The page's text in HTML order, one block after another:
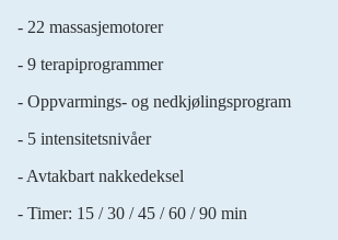
- 22 massasjemotorer
- 9 terapiprogrammer
- Oppvarmings- og nedkjølingsprogram
- 5 intensitetsnivåer
- Avtakbart nakkedeksel
- Timer: 15 / 30 / 45 / 60 / 90 min